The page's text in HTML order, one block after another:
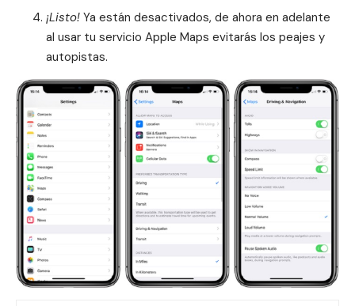
¡Listo!Ya están desactivados, de ahora en adelante
al usar tu servicio Apple Maps evitarás los peajes y
autopistas.